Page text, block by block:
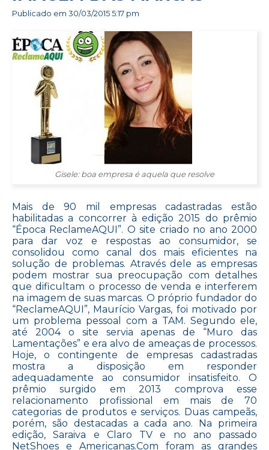
Publicado em 30/03/2015 5:17 pm
Gisele: boa empresa é aquela que resolve
Mais de 90 mil empresas cadastradas estão
habilitadas a concorrer à edição 2015 do prêmio
“Época ReclameAQUI”. O site criado no ano 2000
para dar voz e respostas ao consumidor, se
consolidou como canal dos mais eficientes na
solução de problemas. Através dele as empresas
podem mostrar sua preocupação com detalhes
que dificultam o processo de venda e interferem
na imagem de suas marcas. O próprio fundador do
“ReclameAQUI”, Maurício Vargas, foi motivado por
um problema pessoal com a TAM. Segundo ele,
até 2004 o site servia apenas de “Muro das
Lamentações” e era alvo de ameaças de processos.
Hoje, o contingente de empresas cadastradas
mostra a disposição em responder
adequadamente ao consumidor insatisfeito. O
prêmio surgido em 2013 comprova esse
relacionamento profissional em mais de 70
categorias de produtos e serviços. Duas campeãs,
porém, são destacadas a cada ano. Na primeira
edição, Saraiva e Claro TV e no ano passado
NetShoes e Americanas.Com foram as grandes